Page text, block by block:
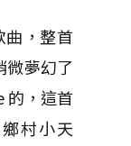
曲，整首
微夢幻了
的，這首
村小天